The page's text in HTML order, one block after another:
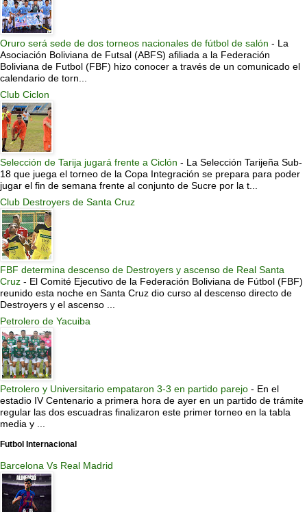
Oruro será sede de dos torneos nacionales de fútbol de salón - La
Asociación Boliviana de Futsal (ABFS) afiliada a la Federación
Boliviana de Futbol (FBF) hizo conocer a través de un comunicado el
calendario de torn...
Club Ciclon
Selección de Tarija jugará frente a Ciclón - La Selección Tarijeña Sub-
18 que juega el torneo de la Copa Integración se prepara para poder
jugar el fin de semana frente al conjunto de Sucre por la t...
Club Destroyers de Santa Cruz
FBF determina descenso de Destroyers y ascenso de Real Santa
Cruz - El Comité Ejecutivo de la Federación Boliviana de Fútbol (FBF)
reunido esta noche en Santa Cruz dio curso al descenso directo de
Destroyers y el ascenso ...
Petrolero de Yacuiba
Petrolero y Universitario empataron 3-3 en partido parejo - En el
estadio IV Centenario a primera hora de ayer en un partido de trámite
regular las dos escuadras finalizaron este primer torneo en la tabla
media y ...
Futbol Internacional
Barcelona Vs Real Madrid